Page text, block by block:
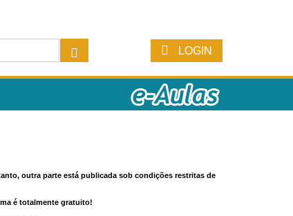
LOGIN
outra parte está publicada sob condições restritas de
é totalmente gratuito!